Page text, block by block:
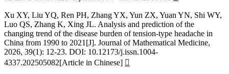
Xu XY, Liu YQ, Ren PH, Zhang YX, Yun ZX, Yuan YN, Shi WY,
Luo QS, Zhang K, Xing JL. Analysis and prediction of the
changing trend of the disease burden of tension-type headache in
China from 1990 to 2021[J]. Journal of Mathematical Medicine,
2026, 39(1): 12-23. DOI: 10.12173/j.issn.1004-
4337.202505082[Article in Chinese] 